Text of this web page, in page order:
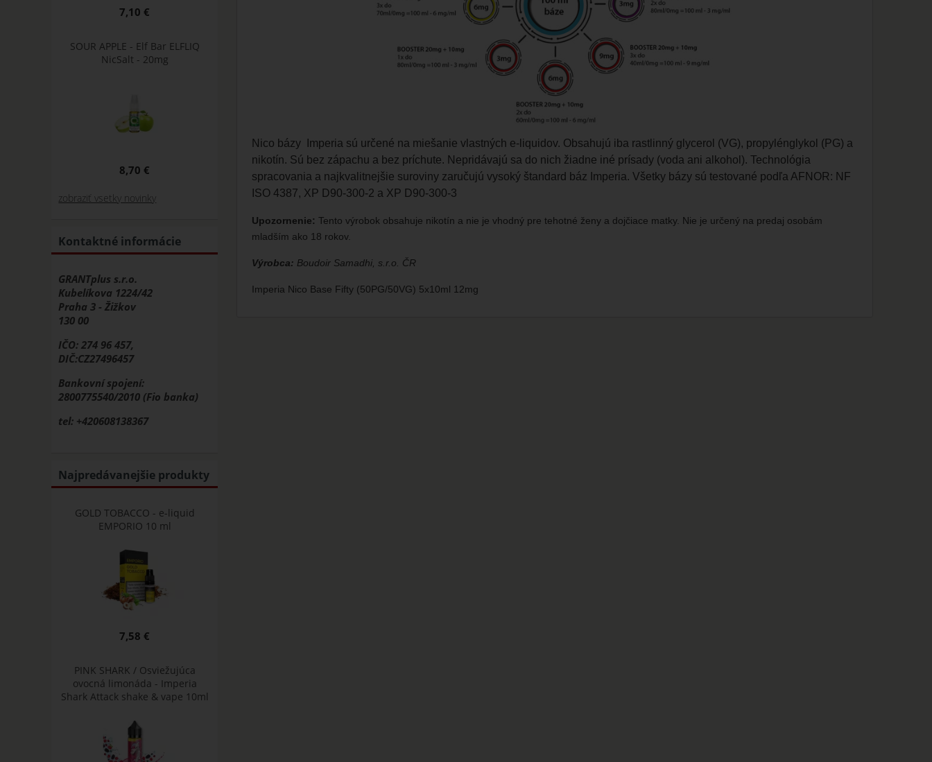
Nico bázy Imperia sú určené na miešanie vlastných e-liquidov. Obsahujú iba rastlinný glycerol (VG), propylénglykol (PG) a
nikotín. Sú bez zápachu a bez príchute. Nepridávajú sa do nich žiadne iné prísady (voda ani alkohol). Technológia
spracovania a najkvalitnejšie suroviny zaručujú vysoký štandard báz Imperia. Všetky bázy sú testované podľa AFNOR: NF
ISO 4387, XP D90-300-2 a XP D90-300-3
Upozornenie: Tento výrobok obsahuje nikotín a nie je vhodný pre tehotné ženy a dojčiace matky. Nie je určený na predaj osobám
mladším ako 18 rokov.
Výrobca: Boudoir Samadhi, s.r.o. ČR
Imperia Nico Base Fifty (50PG/50VG) 5x10ml 12mg
7,10 €
SOUR APPLE - Elf Bar ELFLIQ
NicSalt - 20mg
8,70 €
zobraziť vsetky novinky
Kontaktné informácie
GRANTplus s.r.o.
Kubelíkova 1224/42
Praha 3 - Žižkov
130 00
IČO: 274 96 457,
DIČ:CZ27496457
Bankovní spojení:
2800775540/2010 (Fio banka)
tel: +420608138367
Najpredávanejšie produkty
GOLD TOBACCO - e-liquid
EMPORIO 10 ml
7,58 €
PINK SHARK / Osviežujúca
ovocná limonáda - Imperia
Shark Attack shake & vape 10ml